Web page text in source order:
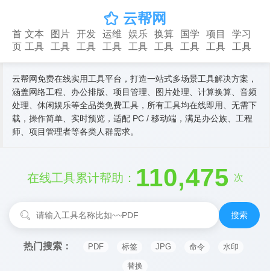
 云帮网
首
页
文本
工具
图片
工具
开发
工具
运维
工具
娱乐
工具
换算
工具
国学
工具
项目
工具
学习
工具
云帮网免费在线实用工具平台，打造一站式多场景工具解决方案，
涵盖网络工程、办公排版、项目管理、图片处理、计算换算、音频
处理、休闲娱乐等全品类免费工具，所有工具均在线即用、无需下
载，操作简单、实时预览，适配 PC / 移动端，满足办公族、工程
师、项目管理者等各类人群需求。
在线工具累计帮助： 110,475 次
搜索
热门搜索： PDF 标签 JPG 命令 水印
替换